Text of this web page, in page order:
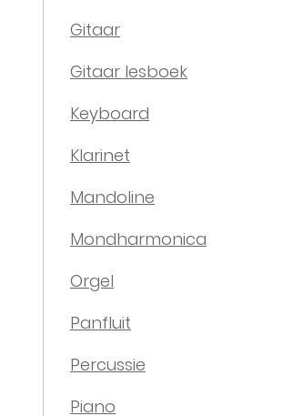
Gitaar
Gitaar lesboek
Keyboard
Klarinet
Mandoline
Mondharmonica
Orgel
Panfluit
Percussie
Piano